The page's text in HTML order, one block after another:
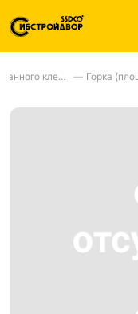
Горки из оцилиндрованного клееного бревна — Горка